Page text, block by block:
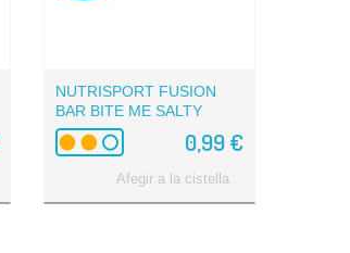
NUTRISPORT FUSION
BAR BITE ME SALTY
PASAS...
0,99 €
Afegir a la cistella